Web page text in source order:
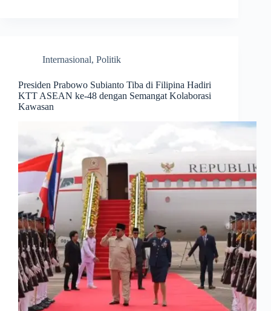
Internasional, Politik
Presiden Prabowo Subianto Tiba di Filipina Hadiri
KTT ASEAN ke-48 dengan Semangat Kolaborasi
Kawasan